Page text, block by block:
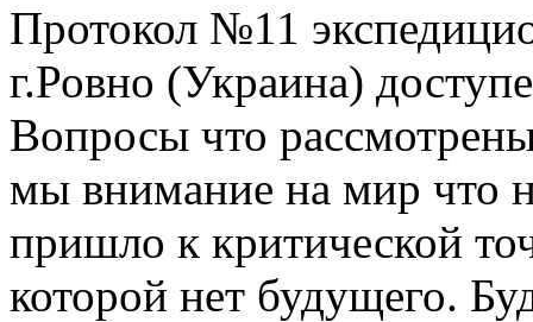
Протокол №11
г.Ровно (Украина)
Вопросы что
мы внимание на мир что
пришло к критической
которой нет будущего.